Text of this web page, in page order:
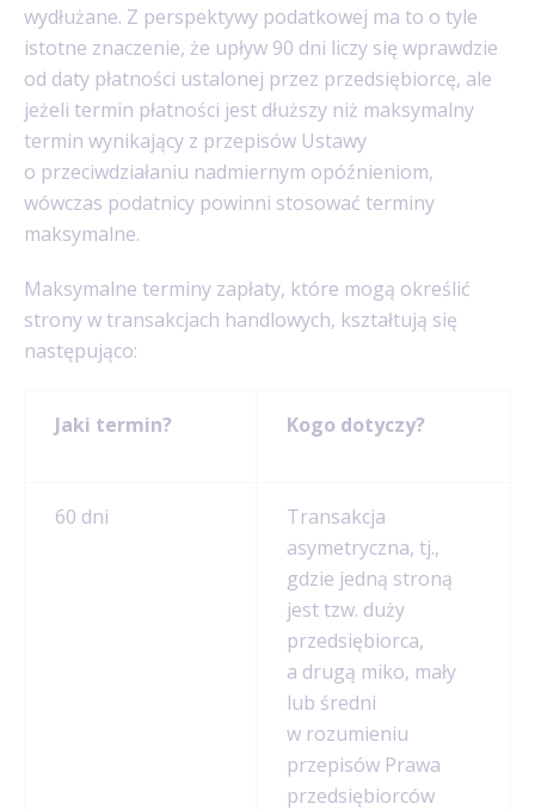
wydłużane. Z perspektywy podatkowej ma to o tyle
istotne znaczenie, że upływ 90 dni liczy się wprawdzie
od daty płatności ustalonej przez przedsiębiorcę, ale
jeżeli termin płatności jest dłuższy niż maksymalny
termin wynikający z przepisów Ustawy
o przeciwdziałaniu nadmiernym opóźnieniom,
wówczas podatnicy powinni stosować terminy
maksymalne.
Maksymalne terminy zapłaty, które mogą określić
strony w transakcjach handlowych, kształtują się
następująco:
Jaki termin? Kogo dotyczy?
60 dni
Transakcja
asymetryczna, tj.,
gdzie jedną stroną
jest tzw. duży
przedsiębiorca,
a drugą miko, mały
lub średni
w rozumieniu
przepisów Prawa
przedsiębiorców